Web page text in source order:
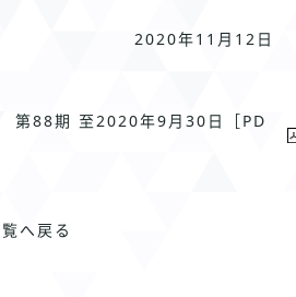
2020年11月12日
第88期 至2020年9月30日［PD
へ戻る